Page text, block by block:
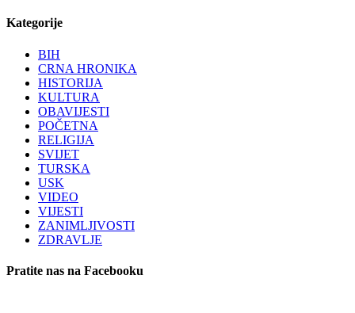
Kategorije
BIH
CRNA HRONIKA
HISTORIJA
KULTURA
OBAVIJESTI
POČETNA
RELIGIJA
SVIJET
TURSKA
USK
VIDEO
VIJESTI
ZANIMLJIVOSTI
ZDRAVLJE
Pratite nas na Facebooku